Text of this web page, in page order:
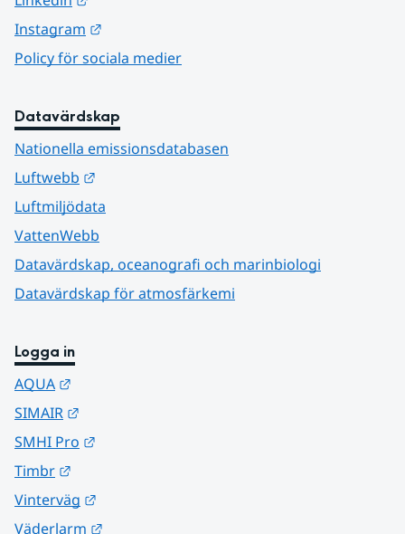
Instagram
Policy för sociala medier
Datavärdskap
Nationella emissionsdatabasen
Luftwebb
Luftmiljödata
VattenWebb
Datavärdskap, oceanografi och marinbiologi
Datavärdskap för atmosfärkemi
Logga in
AQUA
SIMAIR
SMHI Pro
Timbr
Vinterväg
Väderlarm